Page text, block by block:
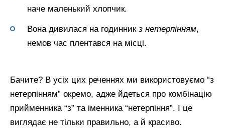
наче маленький хлопчик.
Вона дивилася на годинник з нетерпінням,
немов час плентався на місці.
Бачите? В усіх цих реченнях ми використовуємо “з
нетерпінням” окремо, адже йдеться про комбінацію
прийменника “з” та іменника “нетерпіння”. І це
виглядає не тільки правильно, а й красиво.